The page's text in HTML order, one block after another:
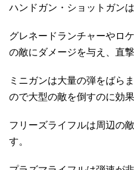
ハンドガン・ショットガン
グレネードランチャーやロ
の敵にダメージを与え、直
ミニガンは大量の弾をばら
ので大型の敵を倒すのに効果
フリーズライフルは周辺の
す。